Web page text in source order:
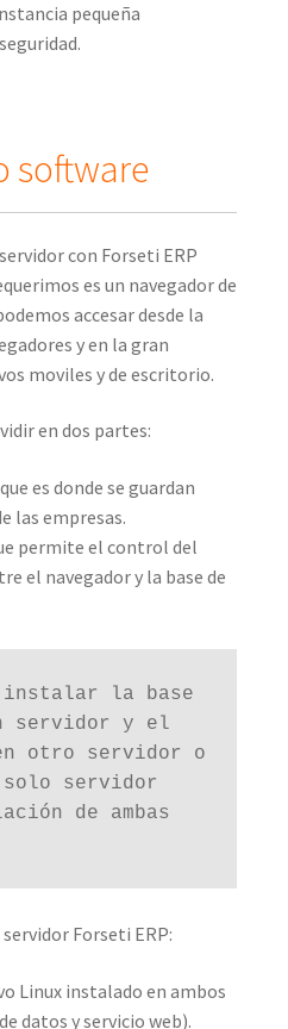
pequeña
software
con Forseti ERP
es un navegador de
accesar desde la
y en la gran
moviles y de escritorio.
en dos partes:
es donde se guardan
las empresas.
permite el control del
el navegador y la base de
instalar la base
servidor y el
otro servidor o
solo servidor
de ambas
Forseti ERP:
Linux instalado en ambos
datos y servicio web).